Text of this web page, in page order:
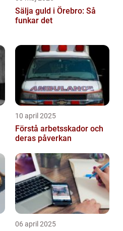
Sälja guld i Örebro: Så
funkar det
10 april 2025
Förstå arbetsskador och
deras påverkan
06 april 2025